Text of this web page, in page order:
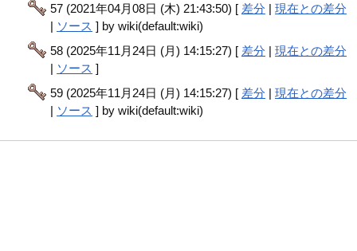
57 (2021年04月08日 (木) 21:43:50) [ 差分 |現在との差分
| ソース ] by wiki(default:wiki)
58 (2025年11月24日 (月) 14:15:27) [ 差分 |現在との差分
| ソース ]
59 (2025年11月24日 (月) 14:15:27) [ 差分 |現在との差分
| ソース ] by wiki(default:wiki)